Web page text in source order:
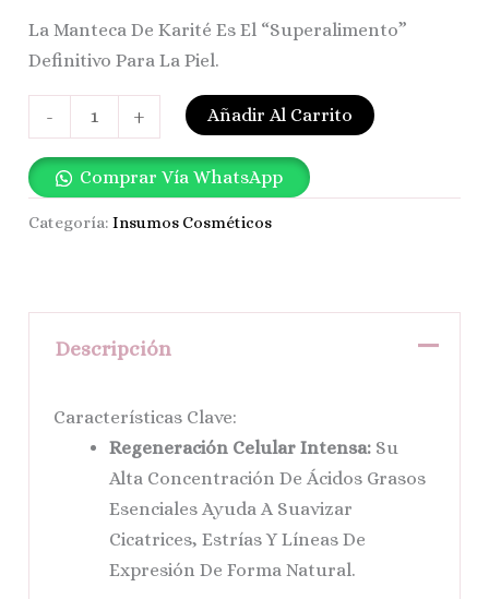
La Manteca De Karité Es El “superalimento”
Definitivo Para La Piel.
- + Añadir Al Carrito
Comprar Vía WhatsApp
Categoría:Insumos Cosméticos
Descripción
Características Clave:
Regeneración Celular Intensa: Su
Alta Concentración De Ácidos Grasos
Esenciales Ayuda A Suavizar
Cicatrices, Estrías Y Líneas De
Expresión De Forma Natural.